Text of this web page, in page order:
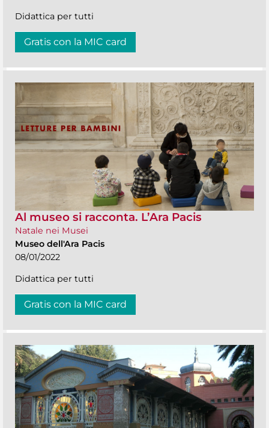
Didattica per tutti
Gratis con la MIC card
Al museo si racconta. L’Ara Pacis
Natale nei Musei
Museo dell'Ara Pacis
08/01/2022
Didattica per tutti
Gratis con la MIC card